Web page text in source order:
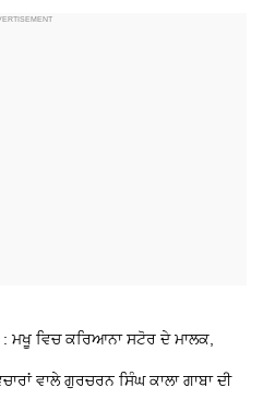
: ਮਖੂ ਵਿਚ ਕਰਿਆਨਾ ਸਟੋਰ ਦੇ ਮਾਲਕ,
ਵਾਲੇ ਗੁਰਚਰਨ ਸਿੰਘ ਕਾਲਾ ਗਾਬਾ ਦੀ